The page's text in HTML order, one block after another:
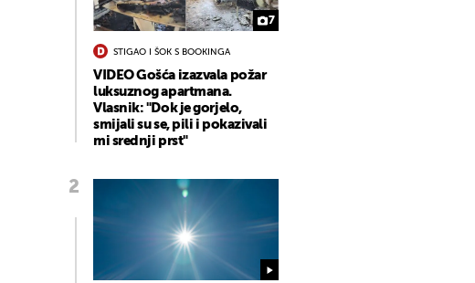
7
STIGAO I ŠOK S BOOKINGA
VIDEO Gošća izazvala požar
luksuznog apartmana.
Vlasnik: "Dok je gorjelo,
smijali su se, pili i pokazivali
mi srednji prst"